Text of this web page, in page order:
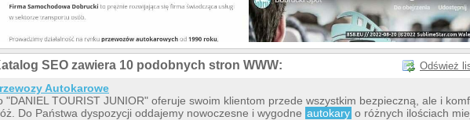
SEO zawiera 10 podobnych stron WWW: Odśwież
Autokarowe
"DANIEL TOURIST JUNIOR" oferuje swoim klientom przede wszystkim bezpieczną, ale i
Do Państwa dyspozycji oddajemy nowoczesne i wygodne autokary o różnych ilościach